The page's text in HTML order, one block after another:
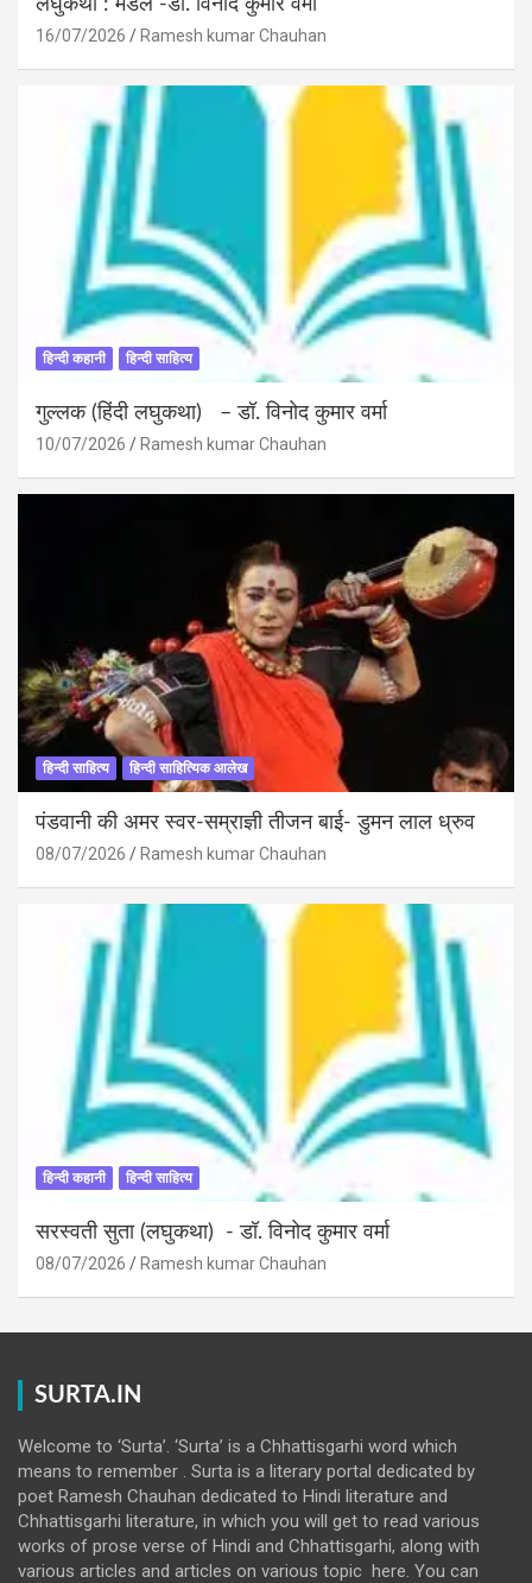
16/07/2026 Ramesh kumar Chauhan
हिन्दी कहानी हिन्दी साहित्य
गुल्लक (हिंदी लघुकथा) – डॉ. विनोद कुमार वर्मा
10/07/2026 Ramesh kumar Chauhan
हिन्दी साहित्य हिन्दी साहित्यिक आलेख
पंडवानी की अमर स्वर-सम्राज्ञी तीजन बाई- डुमन लाल ध्रुव
08/07/2026 Ramesh kumar Chauhan
हिन्दी कहानी हिन्दी साहित्य
सरस्वती सुता (लघुकथा) ​- डॉ. विनोद कुमार वर्मा
08/07/2026 Ramesh kumar Chauhan
SURTA.IN
Welcome to ‘Surta’. ‘Surta’ is a Chhattisgarhi word which
means to remember . Surta is a literary portal dedicated by
poet Ramesh Chauhan dedicated to Hindi literature and
Chhattisgarhi literature, in which you will get to read various
works of prose verse of Hindi and Chhattisgarhi, along with
various articles and articles on various topic here. You can